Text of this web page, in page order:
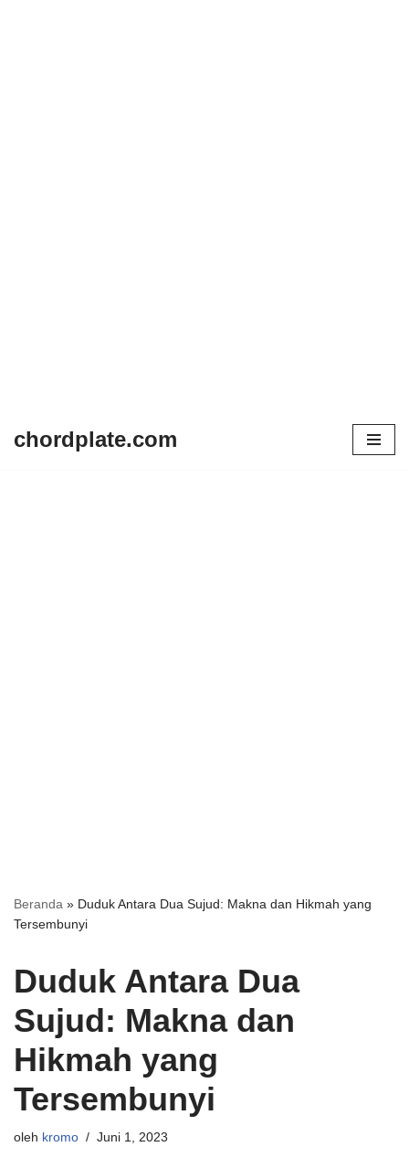
chordplate.com
Beranda » Duduk Antara Dua Sujud: Makna dan Hikmah yang
Tersembunyi
Duduk Antara Dua
Sujud: Makna dan
Hikmah yang
Tersembunyi
oleh kromo Juni 1, 2023